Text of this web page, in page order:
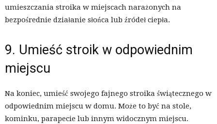
umieszczania stroika w miejscach narażonych na
bezpośrednie działanie słońca lub źródeł ciepła.
9. Umieść stroik w odpowiednim
miejscu
Na koniec, umieść swojego fajnego stroika świątecznego w
odpowiednim miejscu w domu. Może to być na stole,
kominku, parapecie lub innym widocznym miejscu.